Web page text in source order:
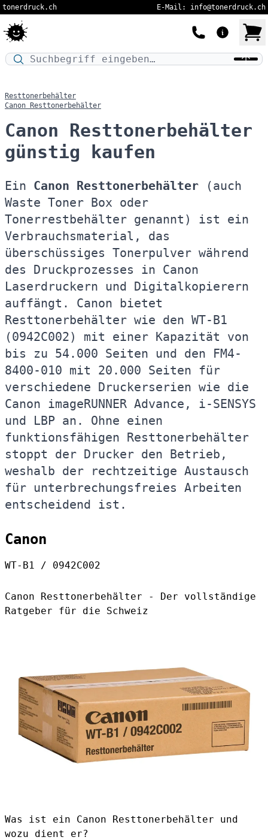
tonerdruck.ch E-Mail: info@tonerdruck.ch
Druckermodell oder Produktnamen eingeben…
Resttonerbehälter
Canon Resttonerbehälter
Canon Resttonerbehälter
günstig kaufen
Ein Canon Resttonerbehälter (auch
Waste Toner Box oder
Tonerrestbehälter genannt) ist ein
Verbrauchsmaterial, das
überschüssiges Tonerpulver während
des Druckprozesses in Canon
Laserdruckern und Digitalkopierern
auffängt. Canon bietet
Resttonerbehälter wie den WT-B1
(0942C002) mit einer Kapazität von
bis zu 54.000 Seiten und den FM4-
8400-010 mit 20.000 Seiten für
verschiedene Druckerserien wie die
Canon imageRUNNER Advance, i-SENSYS
und LBP an. Ohne einen
funktionsfähigen Resttonerbehälter
stoppt der Drucker den Betrieb,
weshalb der rechtzeitige Austausch
für unterbrechungsfreies Arbeiten
entscheidend ist.
Canon
WT-B1 / 0942C002
Canon Resttonerbehälter - Der vollständige
Ratgeber für die Schweiz
Was ist ein Canon Resttonerbehälter und
wozu dient er?